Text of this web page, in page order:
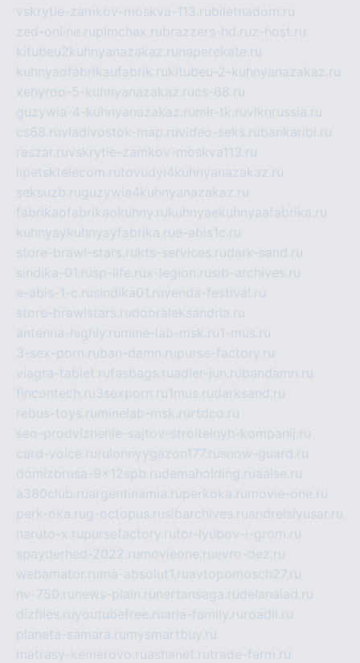
vskrytie-zamkov-moskva-113.rubiletnadom.ru
zed-online.rupimchax.rubrazzers-hd.ruz-host.ru
kitubeu2kuhnyanazakaz.ru naperekate.ru
kuhnyaofabrikaufabrik.rukitubeu-2-kuhnyanazakaz.ru
xehyroo-5-kuhnyanazakaz.rucs-68.ru
guzywia-4-kuhnyanazakaz.ru mir-tk.ruvlknrussia.ru
cs68.ruvladivostok-map.ruvideo-seks.rubankaribi.ru
raszar.ruvskrytie-zamkov-moskva113.ru
lipetsktelecom.rutovudyi4kuhnyanazakaz.ru
seksuzb.ruguzywia4kuhnyanazakaz.ru
fabrikaofabrikaokuhny.rukuhnyaekuhnyaafabrika.ru
kuhnyaykuhnyayfabrika.rue-abis1c.ru
store-brawl-stars.rukts-services.rudark-sand.ru
sindika-01.rusp-life.rux-legion.rusib-archives.ru
e-abis-1-c.rusindika01.ruvenda-festival.ru
store-brawlstars.rudooraleksandria.ru
antenna-highly.ru mine-lab-msk.ru1-mus.ru
3-sex-porn.ruban-damn.rupurse-factory.ru
viagra-tablet.rufasbags.ruadler-jun.rubandamn.ru
fincontech.ru3sexporn.ru1mus.rudarksand.ru
rebus-toys.ru minelab-msk.ru rtdco.ru
seo-prodvizhenie-sajtov-stroitelnyh-kompanij.ru
card-voice.ru rulonnyygazon177.rusnow-guard.ru
domizbrusa-9x12spb.rudemaholding.ruaalse.ru
a380club.ruargentinamia.ruperkoka.ru movie-one.ru
perk-oka.rug-octopus.rusibarchives.ruandreislyusar.ru
naruto-x.rupursefactory.rutor-lyubov-i-grom.ru
spayderhed-2022.ru movieone.ruevro-dez.ru
webamator.ru ma-absolut1.ruavtopomosch27.ru
nv-750.ru news-plain.ru nertansaga.rudelanalad.ru
dizfiles.ruyoutubefree.ruaria-family.ru roadli.ru
planeta-samara.ru mysmartbuy.ru
matrasy-kemerovo.ruashanet.rutrade-farm.ru